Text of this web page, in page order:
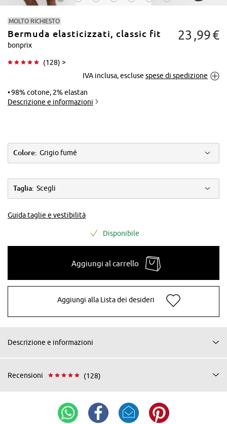
Tocca per
MOLTO RICHIESTO
Bermuda elasticizzati, classic fit
bonprix
(128) >
23 99€
IVA inclusa, escluse spese di spedizione
98% cotone, 2% elastan
Descrizione e informazioni
Colore: Grigio fumé
Taglia: Scegli
Guida taglie e vestibilità
Disponibile
Aggiungi al carrello
Aggiungi alla Lista dei desideri
Descrizione e informazioni
Recensioni (128)